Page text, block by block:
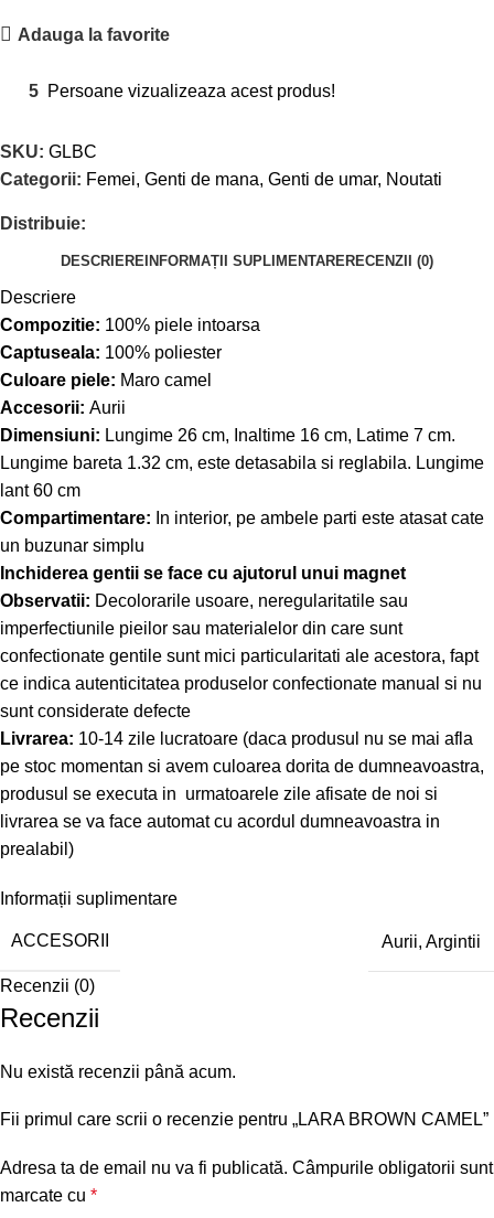
Adauga la favorite
5 Persoane vizualizeaza acest produs!
SKU: GLBC
Categorii: Femei, Genti de mana, Genti de umar, Noutati
Distribuie:
DESCRIEREINFORMAȚII SUPLIMENTARERECENZII (0)
Descriere
Compozitie: 100% piele intoarsa
Captuseala: 100% poliester
Culoare piele: Maro camel
Accesorii: Aurii
Dimensiuni: Lungime 26 cm, Inaltime 16 cm, Latime 7 cm.
Lungime bareta 1.32 cm, este detasabila si reglabila. Lungime
lant 60 cm
Compartimentare: In interior, pe ambele parti este atasat cate
un buzunar simplu
Inchiderea gentii se face cu ajutorul unui magnet
Observatii: Decolorarile usoare, neregularitatile sau
imperfectiunile pieilor sau materialelor din care sunt
confectionate gentile sunt mici particularitati ale acestora, fapt
ce indica autenticitatea produselor confectionate manual si nu
sunt considerate defecte
Livrarea: 10-14 zile lucratoare (daca produsul nu se mai afla
pe stoc momentan si avem culoarea dorita de dumneavoastra,
produsul se executa in urmatoarele zile afisate de noi si
livrarea se va face automat cu acordul dumneavoastra in
prealabil)
Informații suplimentare
ACCESORII Aurii, Argintii
Recenzii (0)
Recenzii
Nu există recenzii până acum.
Fii primul care scrii o recenzie pentru „LARA BROWN CAMEL”
Adresa ta de email nu va fi publicată. Câmpurile obligatorii sunt
marcate cu *